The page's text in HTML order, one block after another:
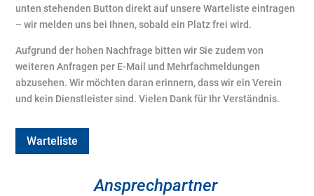
unten stehenden Button direkt auf unsere Warteliste eintragen
– wir melden uns bei Ihnen, sobald ein Platz frei wird.
Aufgrund der hohen Nachfrage bitten wir Sie zudem von
weiteren Anfragen per E-Mail und Mehrfachmeldungen
abzusehen. Wir möchten daran erinnern, dass wir ein Verein
und kein Dienstleister sind. Vielen Dank für Ihr Verständnis.
Warteliste
Ansprechpartner